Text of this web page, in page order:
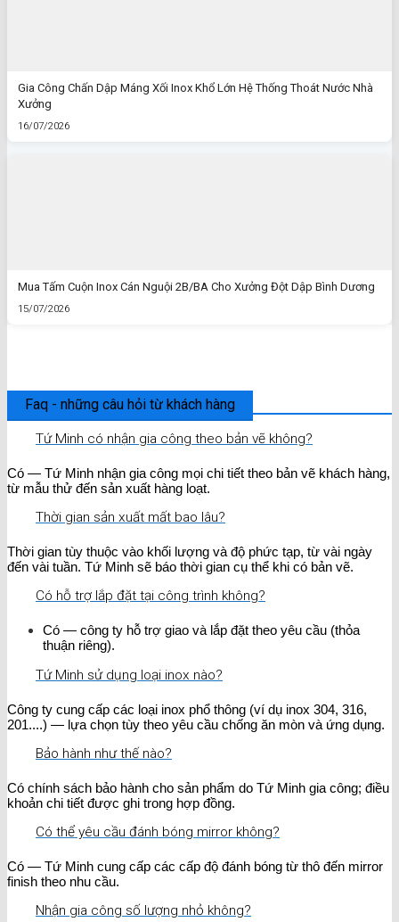
Gia Công Chấn Dập Máng Xối Inox Khổ Lớn Hệ Thống Thoát Nước Nhà
Xưởng
16/07/2026
Mua Tấm Cuộn Inox Cán Nguội 2B/BA Cho Xưởng Đột Dập Bình Dương
15/07/2026
Faq - những câu hỏi từ khách hàng
Tứ Minh có nhận gia công theo bản vẽ không?
Có — Tứ Minh nhận gia công mọi chi tiết theo bản vẽ khách hàng,
từ mẫu thử đến sản xuất hàng loạt.
Thời gian sản xuất mất bao lâu?
Thời gian tùy thuộc vào khối lượng và độ phức tạp, từ vài ngày
đến vài tuần. Tứ Minh sẽ báo thời gian cụ thể khi có bản vẽ.
Có hỗ trợ lắp đặt tại công trình không?
Có — công ty hỗ trợ giao và lắp đặt theo yêu cầu (thỏa
thuận riêng).
Tứ Minh sử dụng loại inox nào?
Công ty cung cấp các loại inox phổ thông (ví dụ inox 304, 316,
201....) — lựa chọn tùy theo yêu cầu chống ăn mòn và ứng dụng.
Bảo hành như thế nào?
Có chính sách bảo hành cho sản phẩm do Tứ Minh gia công; điều
khoản chi tiết được ghi trong hợp đồng.
Có thể yêu cầu đánh bóng mirror không?
Có — Tứ Minh cung cấp các cấp độ đánh bóng từ thô đến mirror
finish theo nhu cầu.
Nhận gia công số lượng nhỏ không?